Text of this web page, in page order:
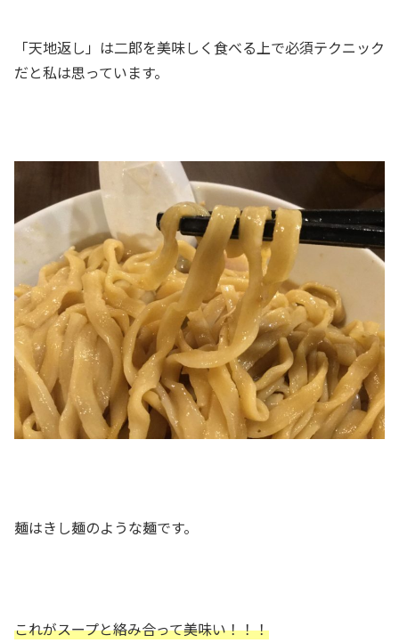
「天地返し」は二郎を美味しく食べる上で必須テクニック
だと私は思っています。
麺はきし麺のような麺です。
これがスープと絡み合って美味い！！！